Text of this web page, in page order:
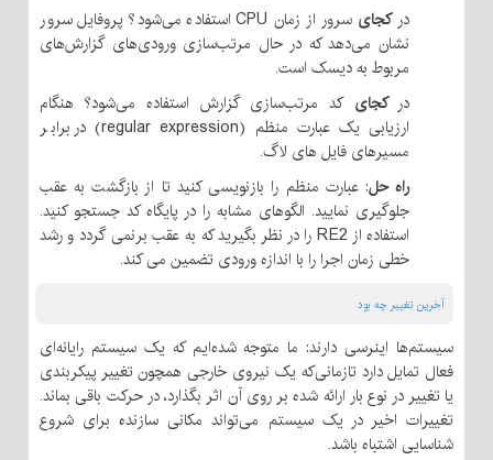
در کجای
سرور از زمان CPU استفاده می‌شود؟ پروفایل سرور
نشان می‌دهد که در حال مرتب‌سازی ورودی‌های گزارش‌های
مربوط به دیسک است.
در کجایکد مرتب‌سازی گزارش استفاده می‌شود؟ هنگام
ارزیابی یک عبارت منظم (regular expression) در برابر
مسیرهای فایل های لاگ.
راه حل: عبارت منظم را بازنویسی کنید تا از بازگشت به عقب
جلوگیری نمایید. الگوهای مشابه را در پایگاه کد جستجو کنید.
استفاده از RE2 را در نظر بگیرید که به عقب برنمی گردد و رشد
خطی زمان اجرا را با اندازه ورودی تضمین می کند.
آخرین تغییر چه بود
سیستم‌ها اینرسی دارند: ما متوجه شده‌ایم که یک سیستم رایانه‌ای
فعال تمایل دارد تازمانی‌که یک نیروی خارجی همچون تغییر پیکربندی
یا تغییر در نوع بار ارائه ‌شده بر روی آن اثر بگذارد، در حرکت باقی بماند.
تغییرات اخیر در یک سیستم می‌تواند مکانی سازنده برای شروع
شناسایی اشتباه باشد.